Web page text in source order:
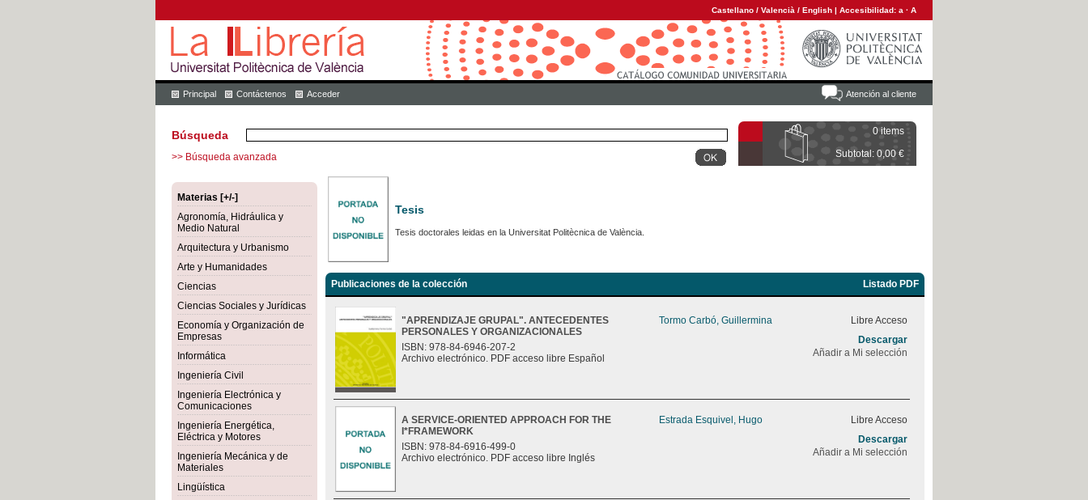
Castellano / Valencià / English | Accesibilidad: a · A
Atención al cliente
Principal Contáctenos Acceder
0 items
Subtotal: 0,00 €
Búsqueda
>> Búsqueda avanzada
Materias [+/-]
Agronomía, Hidráulica y
Medio Natural
Arquitectura y Urbanismo
Arte y Humanidades
Ciencias
Ciencias Sociales y Jurídicas
Economía y Organización de
Empresas
Informática
Ingeniería Civil
Ingeniería Electrónica y
Comunicaciones
Ingeniería Energética,
Eléctrica y Motores
Ingeniería Mecánica y de
Materiales
Lingüística
Tesis
Tesis doctorales leidas en la Universitat Politècnica de València.
Publicaciones de la colección Listado PDF
"APRENDIZAJE GRUPAL". ANTECEDENTES
PERSONALES Y ORGANIZACIONALES
ISBN: 978-84-6946-207-2
Archivo electrónico. PDF acceso libre Español
Tormo Carbó, Guillermina
Libre Acceso
Descargar
Añadir a Mi selección
A SERVICE-ORIENTED APPROACH FOR THE
I*FRAMEWORK
ISBN: 978-84-6916-499-0
Archivo electrónico. PDF acceso libre Inglés
Estrada Esquivel, Hugo
Libre Acceso
Descargar
Añadir a Mi selección